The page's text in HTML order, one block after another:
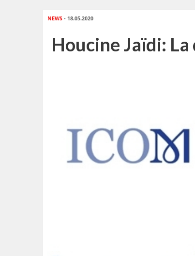
NEWS - 18.05.2020
Houcine Jaïdi: